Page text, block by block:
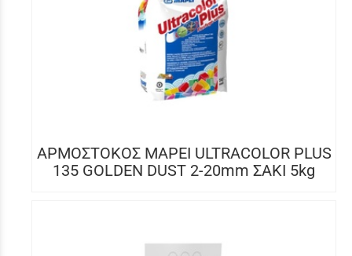
ΑΡΜΟΣΤΟΚΟΣ MAPEI ULTRACOLOR PLUS
135 GOLDEN DUST 2-20mm ΣΑΚΙ 5kg